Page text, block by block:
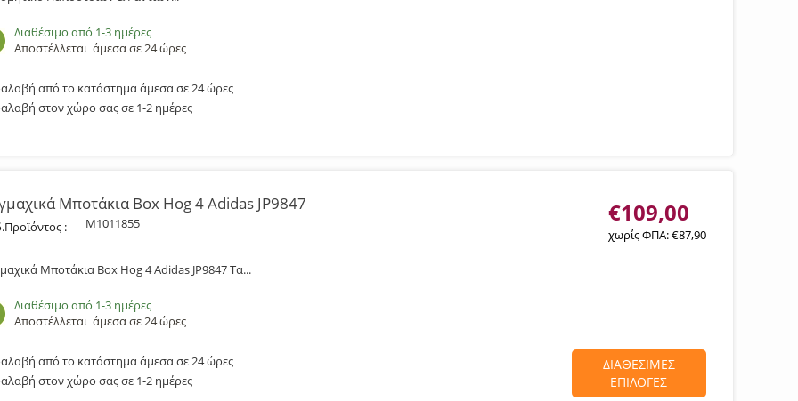
Διαθέσιμο από 1-3 ημέρες
Αποστέλλεταιάμεσα σε 24 ώρες
από το κατάστημα άμεσα σε 24 ώρες
στον χώρο σας σε 1-2 ημέρες
Μποτάκια Box Hog 4 Adidas JP9847
: M1011855 €109,00
χωρίς ΦΠΑ:€87,90
Μποτάκια Box Hog 4 Adidas JP9847 Τα...
Διαθέσιμο από 1-3 ημέρες
Αποστέλλεταιάμεσα σε 24 ώρες
από το κατάστημα άμεσα σε 24 ώρες
στον χώρο σας σε 1-2 ημέρες
ΔΙΑΘΕΣΙΜΕΣ
ΕΠΙΛΟΓΕΣ